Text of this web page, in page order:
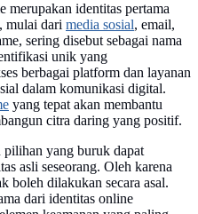
merupakan identitas pertama
mulai dari media sosial, email,
sering disebut sebagai nama
unik yang
berbagai platform dan layanan
dalam komunikasi digital.
yang tepat akan membantu
citra daring yang positif.
pilihan yang buruk dapat
asli seseorang. Oleh karena
boleh dilakukan secara asal.
dari identitas online